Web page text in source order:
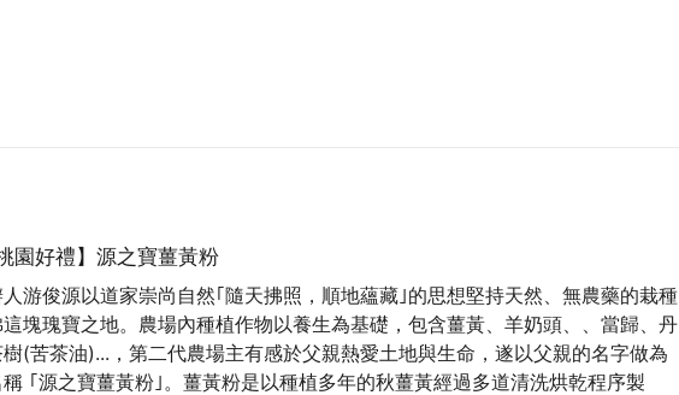
園好禮】源之寶薑黃粉
游俊源以道家崇尚自然｢隨天拂照，順地蘊藏｣的思想堅持天然、無農藥的栽種
塊瑰寶之地。農場內種植作物以養生為基礎，包含薑黃、羊奶頭、、當歸、丹
(苦茶油)...，第二代農場主有感於父親熱愛土地與生命，遂以父親的名字做為
｢源之寶薑黃粉｣。薑黃粉是以種植多年的秋薑黃經過多道清洗烘乾程序製